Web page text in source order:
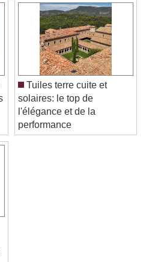
Tuiles terre cuite et
solaires: le top de
l'élégance et de la
performance